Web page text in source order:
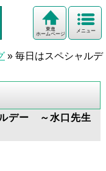
メニュー
東進
ホームページ
» 毎日はスペシャルデ
デー ～水口先生